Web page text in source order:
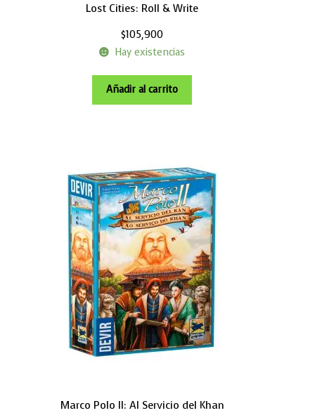
Lost Cities: Roll & Write
$105,900
Hay existencias
Añadir al carrito
Marco Polo II: Al Servicio del Khan